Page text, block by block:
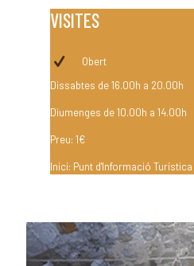
VISITES
Obert
Dissabtes de 16.00h a 20.00h
Diumenges de 10.00h a 14.00h
Preu: 1€
Inici: Punt d'Informació Turística